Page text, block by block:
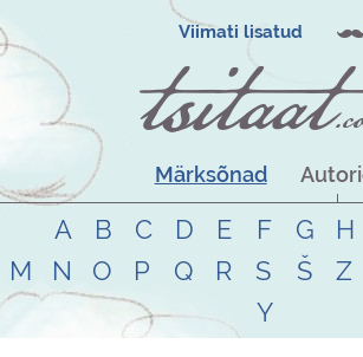
Viimati lisatud
Märksõnad
A B C D E F G H
M
N O P Q R S Š Z
Y